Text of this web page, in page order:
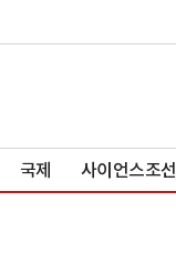
국제 사이언스조선